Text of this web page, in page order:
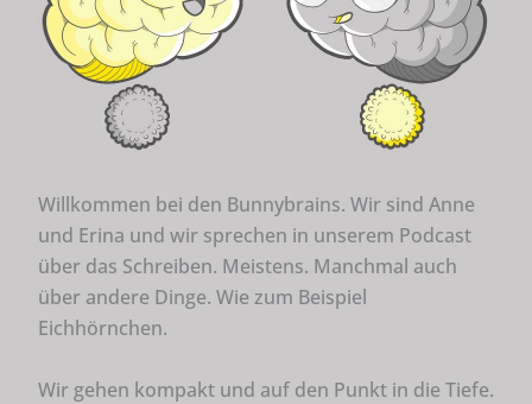
Willkommen bei den Bunnybrains. Wir sind Anne
und Erina und wir sprechen in unserem Podcast
über das Schreiben. Meistens. Manchmal auch
über andere Dinge. Wie zum Beispiel
Eichhörnchen.
Wir gehen kompakt und auf den Punkt in die Tiefe.